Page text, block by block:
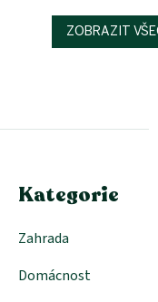
ZOBRAZIT
a
Kategorie
Zahrada
Domácnost